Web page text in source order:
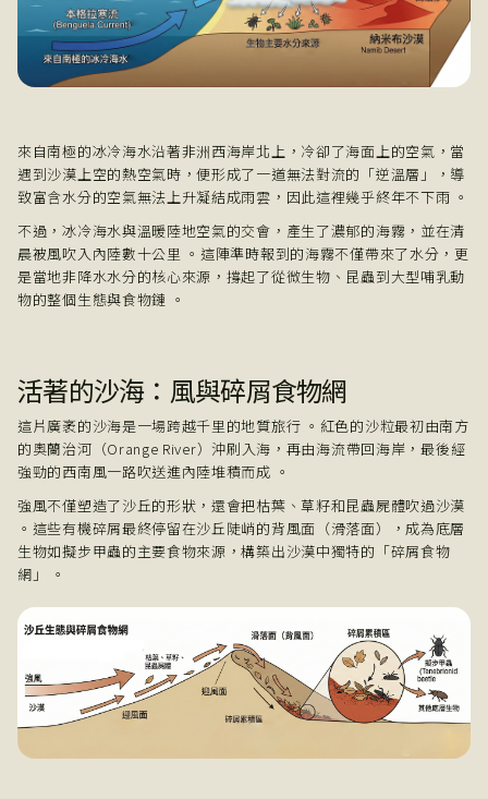
來自南極的冰冷海水沿著非洲西海岸北上，冷卻了海面上的空氣，當
遇到沙漠上空的熱空氣時，便形成了一道無法對流的「逆溫層」，導
致富含水分的空氣無法上升凝結成雨雲，因此這裡幾乎終年不下雨 。
不過，冰冷海水與溫暖陸地空氣的交會，產生了濃郁的海霧，並在清
晨被風吹入內陸數十公里 。這陣準時報到的海霧不僅帶來了水分，更
是當地非降水水分的核心來源，撐起了從微生物、昆蟲到大型哺乳動
物的整個生態與食物鏈 。
活著的沙海：風與碎屑食物網
這片廣袤的沙海是一場跨越千里的地質旅行 。紅色的沙粒最初由南方
的奧蘭治河（Orange River）沖刷入海，再由海流帶回海岸，最後經
強勁的西南風一路吹送進內陸堆積而成 。
強風不僅塑造了沙丘的形狀，還會把枯葉、草籽和昆蟲屍體吹過沙漠
。這些有機碎屑最終停留在沙丘陡峭的背風面（滑落面），成為底層
生物如擬步甲蟲的主要食物來源，構築出沙漠中獨特的「碎屑食物
網」 。